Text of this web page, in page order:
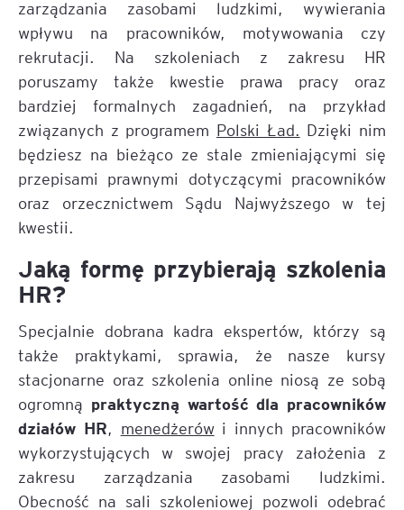
zarządzania zasobami ludzkimi, wywierania
wpływu na pracowników, motywowania czy
rekrutacji. Na szkoleniach z zakresu HR
poruszamy także kwestie prawa pracy oraz
bardziej formalnych zagadnień, na przykład
związanych z programem Polski Ład. Dzięki nim
będziesz na bieżąco ze stale zmieniającymi się
przepisami prawnymi dotyczącymi pracowników
oraz orzecznictwem Sądu Najwyższego w tej
kwestii.
Jaką formę przybierają szkolenia
HR?
Specjalnie dobrana kadra ekspertów, którzy są
także praktykami, sprawia, że nasze kursy
stacjonarne oraz szkolenia online niosą ze sobą
ogromną praktyczną wartość dla pracowników
działów HR, menedżerówi innych pracowników
wykorzystujących w swojej pracy założenia z
zakresu zarządzania zasobami ludzkimi.
Obecność na sali szkoleniowej pozwoli odebrać